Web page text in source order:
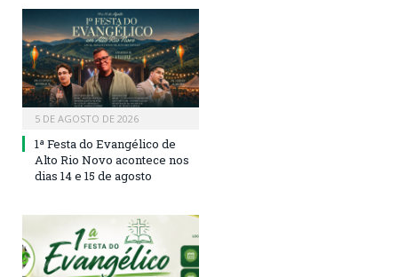
5 DE AGOSTO DE 2026
1ª Festa do Evangélico de
Alto Rio Novo acontece nos
dias 14 e 15 de agosto